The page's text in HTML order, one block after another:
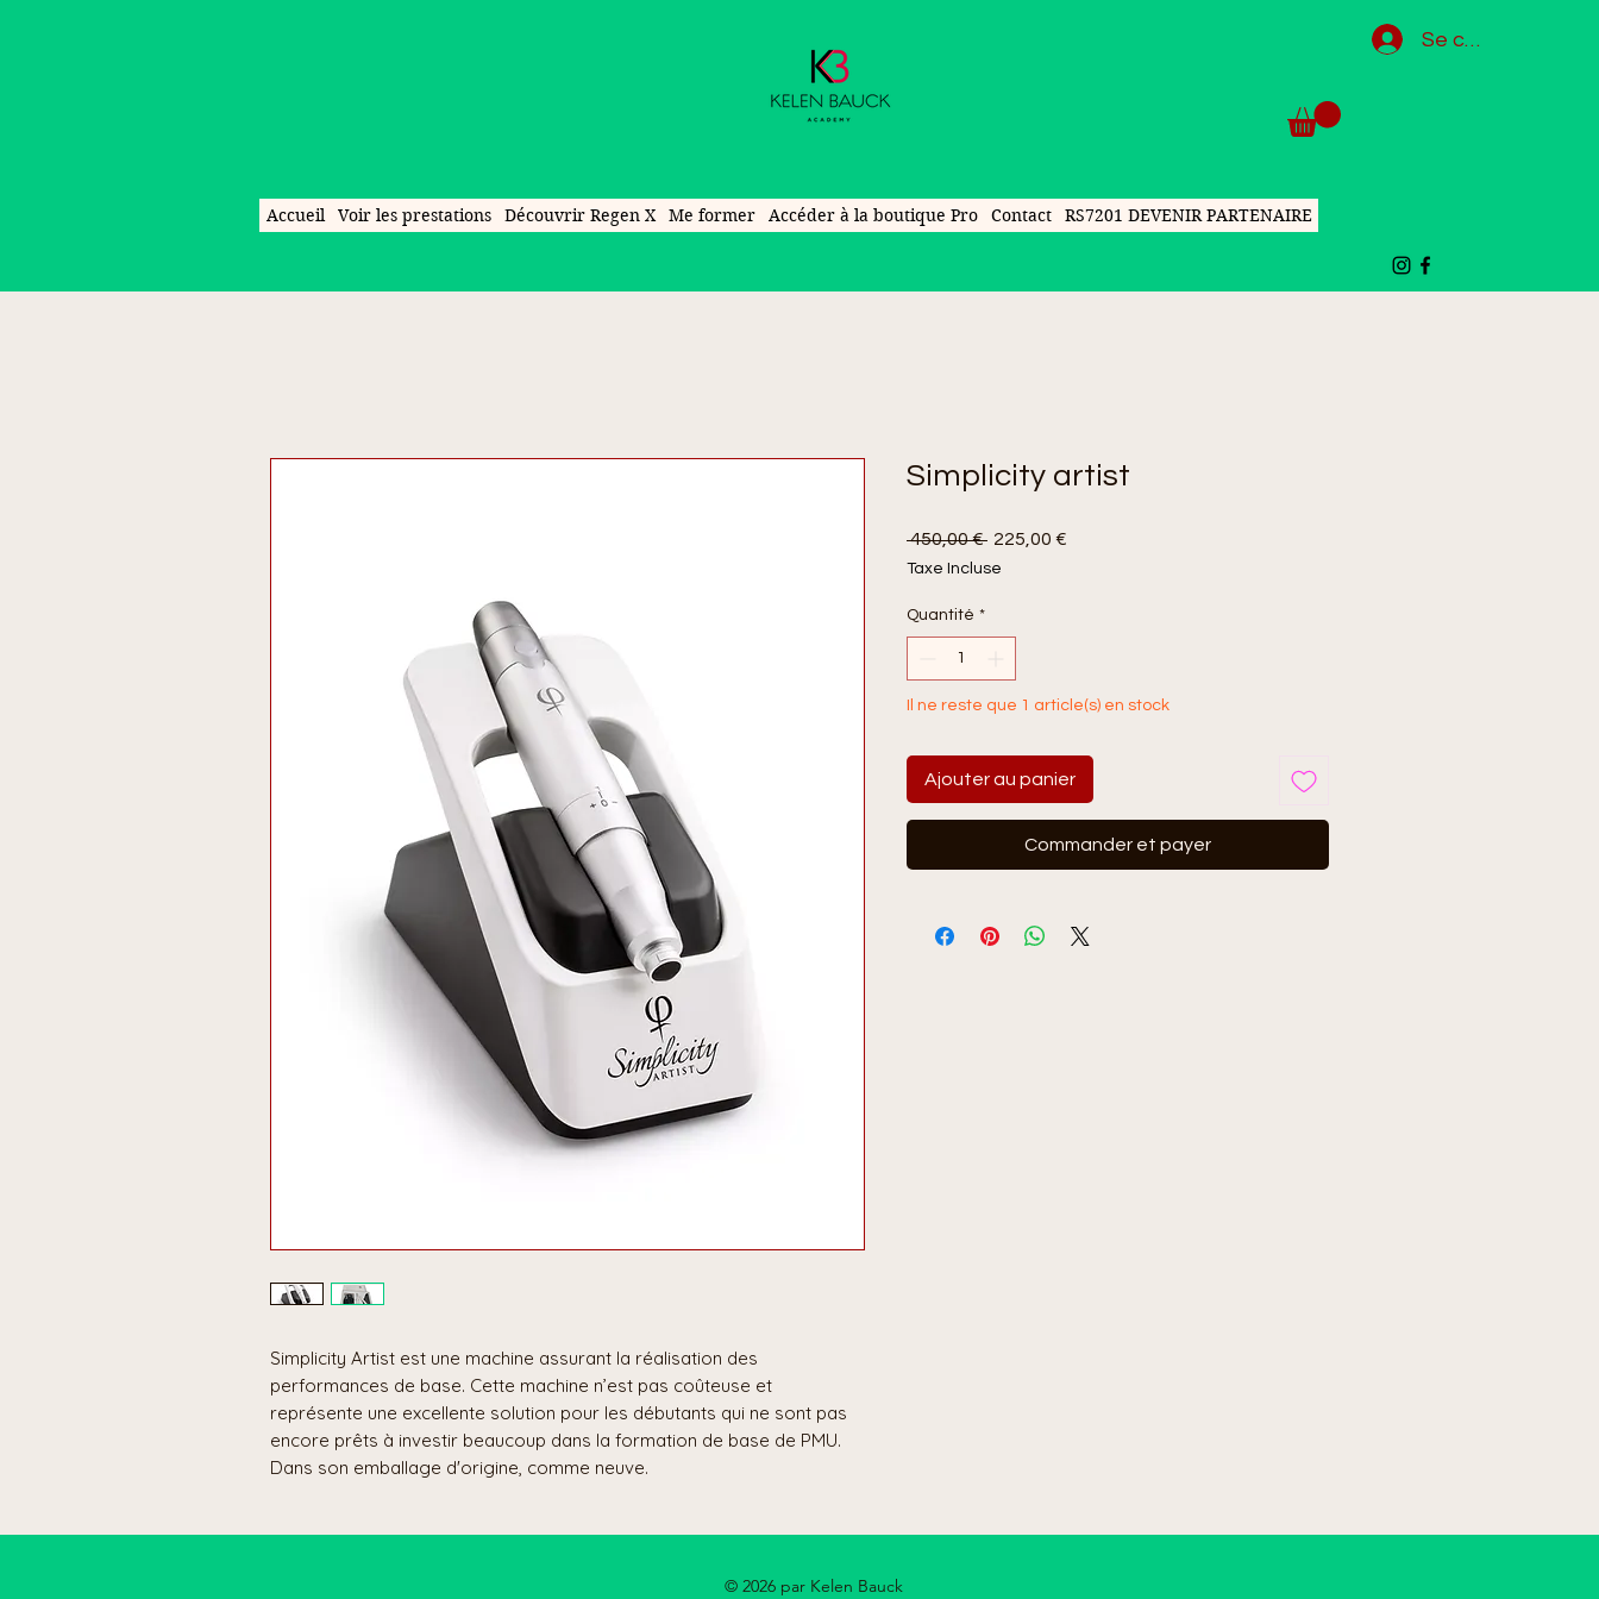
Se connecter
Accueil Voir les prestations Découvrir Regen X Me former Accéder à la boutique Pro Contact RS7201 DEVENIR PARTENAIRE
Simplicity Artist est une machine assurant la réalisation des
performances de base. Cette machine n’est pas coûteuse et
représente une excellente solution pour les débutants qui ne sont pas
encore prêts à investir beaucoup dans la formation de base de PMU.
Dans son emballage d'origine, comme neuve.
Simplicity artist
450,00 € Prix
225,00 €
Taxe Incluse
Quantité *
Il ne reste que 1 article(s) en stock
Ajouter au panier
Commander et payer
© 2026 par Kelen Bauck